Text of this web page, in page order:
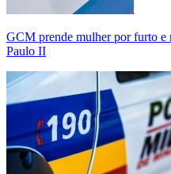
GCM prende mulher por furto e
Paulo II